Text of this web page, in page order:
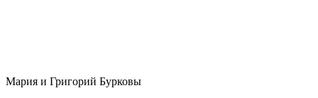
Мария и Григорий Бурковы